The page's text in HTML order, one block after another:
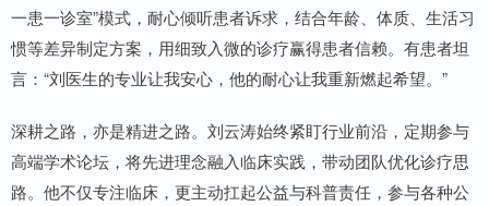
一患一诊室”模式，耐心倾听患者诉求，结合年龄、体质、生活习
惯等差异制定方案，用细致入微的诊疗赢得患者信赖。有患者坦
言：“刘医生的专业让我安心，他的耐心让我重新燃起希望。”
深耕之路，亦是精进之路。刘云涛始终紧盯行业前沿，定期参与
高端学术论坛，将先进理念融入临床实践，带动团队优化诊疗思
路。他不仅专注临床，更主动扛起公益与科普责任，参与各种公